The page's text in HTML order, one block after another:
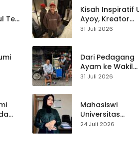
Tes
Kisah Inspiratif
Ayoy, Kreator
TikTok Asal
Live Streaming
31 Juli 2026
Dari Pedagang
Ayam ke Wakil
Ketua DPRD, H.
Pasar Cisaat
31 Juli 2026
Mahasiswi
Universitas
Muhammadiyah
24 Juli 2026